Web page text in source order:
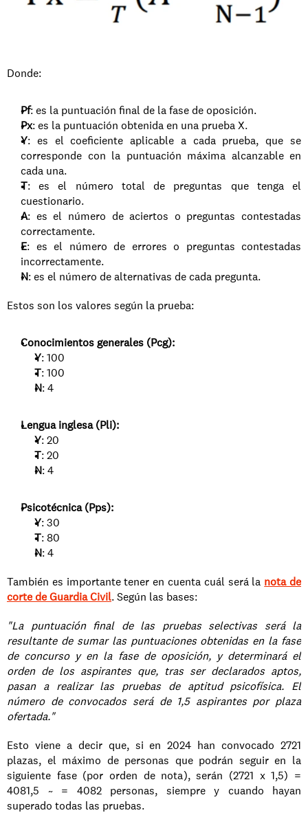
Donde:
Pf: es la puntuación final de la fase de oposición.
Px: es la puntuación obtenida en una prueba X.
Y: es el coeficiente aplicable a cada prueba, que se
corresponde con la puntuación máxima alcanzable en
cada una.
T: es el número total de preguntas que tenga el
cuestionario.
A: es el número de aciertos o preguntas contestadas
correctamente.
E: es el número de errores o preguntas contestadas
incorrectamente.
N: es el número de alternativas de cada pregunta.
Estos son los valores según la prueba:
Conocimientos generales (Pcg):
Y: 100
T: 100
N: 4
Lengua inglesa (Pli):
Y: 20
T: 20
N: 4
Psicotécnica (Pps):
Y: 30
T: 80
N: 4
También es importante tener en cuenta cuál será la nota de
corte de Guardia Civil. Según las bases:
"La puntuación final de las pruebas selectivas será la
resultante de sumar las puntuaciones obtenidas en la fase
de concurso y en la fase de oposición, y determinará el
orden de los aspirantes que, tras ser declarados aptos,
pasan a realizar las pruebas de aptitud psicofísica. El
número de convocados será de 1,5 aspirantes por plaza
ofertada."
Esto viene a decir que, si en 2024 han convocado 2721
plazas, el máximo de personas que podrán seguir en la
siguiente fase (por orden de nota), serán (2721 x 1,5) =
4081,5 ~ = 4082 personas, siempre y cuando hayan
superado todas las pruebas.